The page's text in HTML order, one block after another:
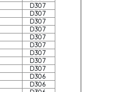
D307
D307
D307
D307
D307
D307
D307
D307
D307
D306
D306